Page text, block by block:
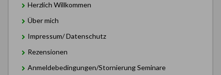
Herzlich Willkommen
Über mich
Impressum/ Datenschutz
Rezensionen
Anmeldebedingungen/Stornierung Seminare